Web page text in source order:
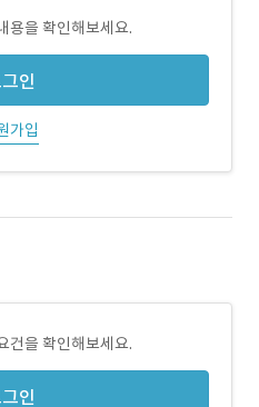
용을 확인해보세요.
인
가입
건을 확인해보세요.
인